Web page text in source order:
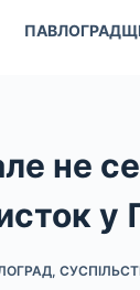
не
у
,